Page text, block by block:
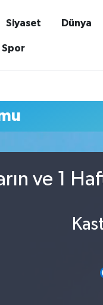
Siyaset Dünya
Spor
ve 1